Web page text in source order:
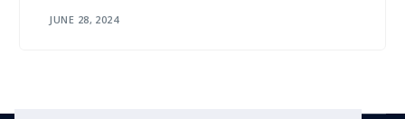
JUNE 28, 2024